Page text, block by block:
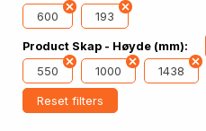
600
193
Product Skap - Høyde (mm):
550
1000 1438
Reset filters